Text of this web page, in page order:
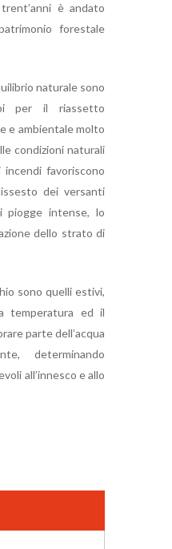
è andato
forestale
naturale sono
per il riassetto
e ambientale molto
condizioni naturali
favoriscono
dei versanti
piogge intense, lo
dello strato di
sono quelli estivi,
temperatura ed il
parte dell’acqua
determinando
all’innesco e allo